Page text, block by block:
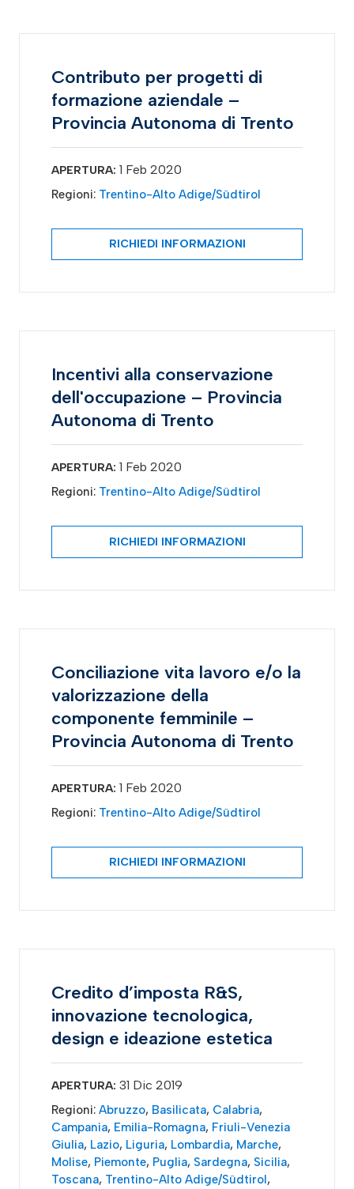
Contributo per progetti di
formazione aziendale –
Provincia Autonoma di Trento
APERTURA: 1 Feb 2020
Regioni: Trentino-Alto Adige/Südtirol
RICHIEDI INFORMAZIONI
Incentivi alla conservazione
dell'occupazione – Provincia
Autonoma di Trento
APERTURA: 1 Feb 2020
Regioni: Trentino-Alto Adige/Südtirol
RICHIEDI INFORMAZIONI
Conciliazione vita lavoro e/o la
valorizzazione della
componente femminile –
Provincia Autonoma di Trento
APERTURA: 1 Feb 2020
Regioni: Trentino-Alto Adige/Südtirol
RICHIEDI INFORMAZIONI
Credito d’imposta R&S,
innovazione tecnologica,
design e ideazione estetica
APERTURA: 31 Dic 2019
Regioni: Abruzzo, Basilicata, Calabria,
Campania, Emilia-Romagna, Friuli-Venezia
Giulia, Lazio, Liguria, Lombardia, Marche,
Molise, Piemonte, Puglia, Sardegna, Sicilia,
Toscana, Trentino-Alto Adige/Südtirol,